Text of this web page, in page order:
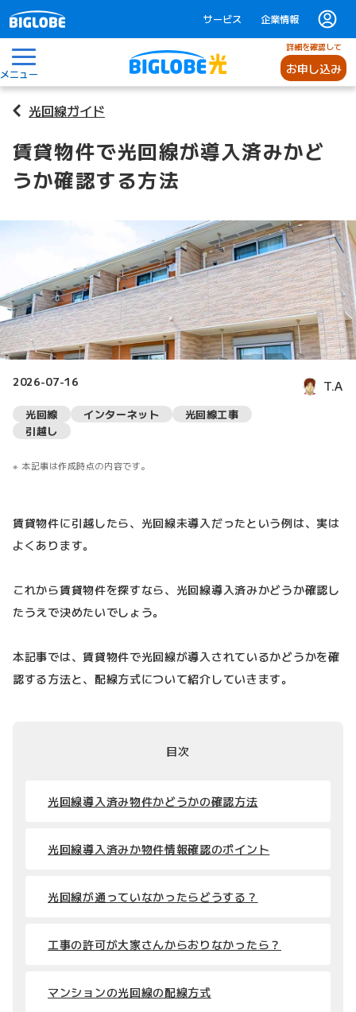
サービス 企業情報
メニュー
詳細を確認して
お申し込み
光回線ガイド
賃貸物件で光回線が導入済みかど
うか確認する方法
2026-07-16 T.A
光回線 インターネット
光回線工事
引越し
本記事は作成時点の内容です。
賃貸物件に引越したら、光回線未導入だったという例は、実は
よくあります。
これから賃貸物件を探すなら、光回線導入済みかどうか確認し
たうえで決めたいでしょう。
本記事では、賃貸物件で光回線が導入されているかどうかを確
認する方法と、配線方式について紹介していきます。
目次
光回線導入済み物件かどうかの確認方法
光回線導入済みか物件情報確認のポイント
光回線が通っていなかったらどうする？
工事の許可が大家さんからおりなかったら？
マンションの光回線の配線方式